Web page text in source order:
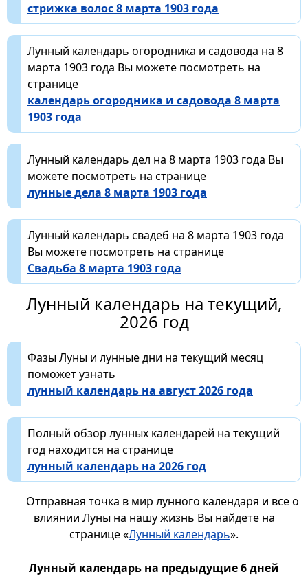
стрижка волос 8 марта 1903 года
Лунный календарь огородника и садовода на 8
марта 1903 года Вы можете посмотреть на
странице
календарь огородника и садовода 8 марта
1903 года
Лунный календарь дел на 8 марта 1903 года Вы
можете посмотреть на странице
лунные дела 8 марта 1903 года
Лунный календарь свадеб на 8 марта 1903 года
Вы можете посмотреть на странице
Свадьба 8 марта 1903 года
Лунный календарь на текущий,
2026 год
Фазы Луны и лунные дни на текущий месяц
поможет узнать
лунный календарь на август 2026 года
Полный обзор лунных календарей на текущий
год находится на странице
лунный календарь на 2026 год
Отправная точка в мир лунного календаря и все о
влиянии Луны на нашу жизнь Вы найдете на
странице «Лунный календарь».
Лунный календарь на предыдущие 6 дней